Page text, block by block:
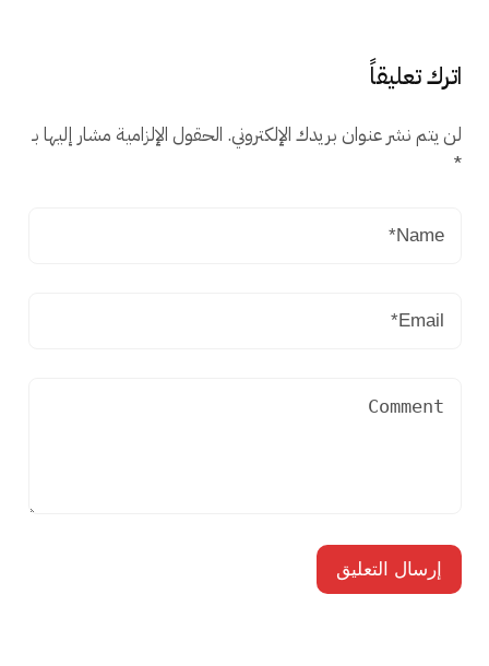
اترك تعليقاً
لن يتم نشر عنوان بريدك الإلكتروني. الحقول الإلزامية مشار إليها بـ
*